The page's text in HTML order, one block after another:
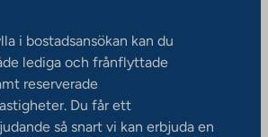
i bostadsansökan kan du
lediga och frånflyttade
reserverade
Du får ett
så snart vi kan erbjuda en